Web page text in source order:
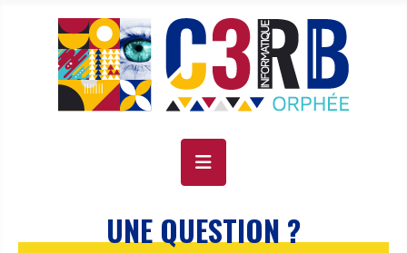
UNE QUESTION ?